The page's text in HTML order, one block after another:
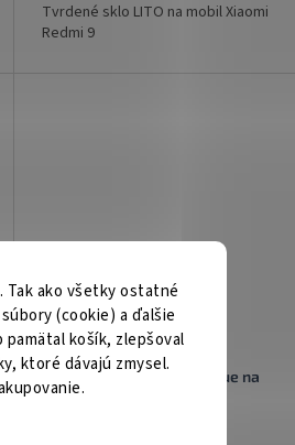
Tak ako všetky ostatné
(cookie) a ďalšie
košík, zlepšoval
ktoré dávajú zmysel.
Tvrdené sklo LITO na mobil Xiaomi
Redmi 9
Tvrdené sklo HARD FullGlue na
Xiaomi Redmi 9 5D čierne